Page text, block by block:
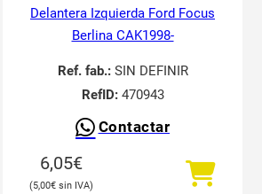
Delantera Izquierda Ford Focus
Berlina CAK1998-
Ref. fab.:SIN DEFINIR
RefID:470943
Contactar
6,05€
5,00€